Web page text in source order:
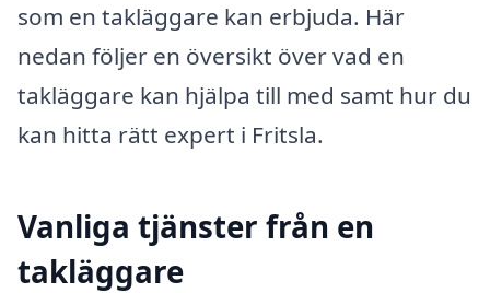
som en takläggare kan erbjuda. Här
nedan följer en översikt över vad en
takläggare kan hjälpa till med samt hur du
kan hitta rätt expert i Fritsla.
Vanliga tjänster från en
takläggare